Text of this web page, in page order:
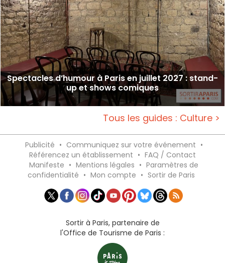
Spectacles d’humour à Paris en juillet 2027 : stand-
up et shows comiques
Tous les guides : Culture >
Publicité • Communiquez sur votre événement •
Référencez un établissement • FAQ / Contact
Manifeste • Mentions légales • Paramètres de
confidentialité • Mon compte • Sortir de Paris
Sortir à Paris, partenaire de
l'Office de Tourisme de Paris :